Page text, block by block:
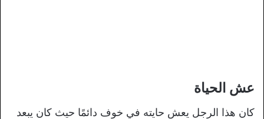
عش الحياة
كان هذا الرجل يعش حايته في خوف دائمًا حيث كان يبعد